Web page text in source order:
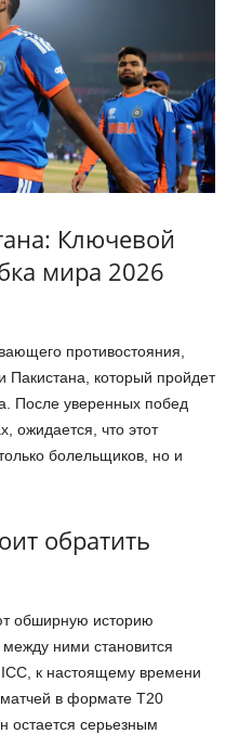
Ключевой
мира 2026
противостояния,
который пройдет
После уверенных побед
ожидается, что этот
болельщиков, но и
обратить
обширную историю
ними становится
к настоящему времени
в формате T20
остается серьезным